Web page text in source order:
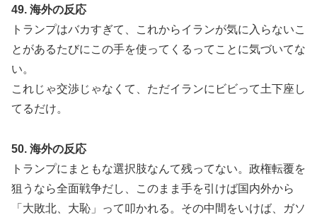
49. 海外の反応
トランプはバカすぎて、これからイランが気に入らないこ
とがあるたびにこの手を使ってくるってことに気づいてな
い。
これじゃ交渉じゃなくて、ただイランにビビって土下座し
てるだけ。
50. 海外の反応
トランプにまともな選択肢なんて残ってない。政権転覆を
狙うなら全面戦争だし、このまま手を引けば国内外から
「大敗北、大恥」って叩かれる。その中間をいけば、ガソ